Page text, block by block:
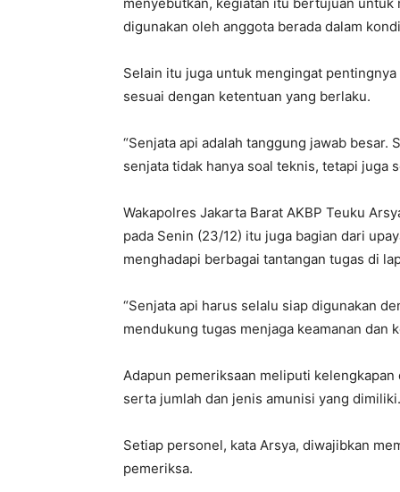
digunakan oleh anggota berada dalam
Selain itu juga untuk mengingat
sesuai dengan ketentuan yang berlaku.
“Senjata api adalah tanggung jawab
senjata tidak hanya soal teknis, tetapi juga
Wakapolres Jakarta Barat AKBP Teuku
pada Senin (23/12) itu juga bagian dari
menghadapi berbagai tantangan tugas di
“Senjata api harus selalu siap digunakan
mendukung tugas menjaga keamanan dan
Adapun pemeriksaan meliputi
serta jumlah dan jenis amunisi yang dimiliki.
Setiap personel, kata Arsya, diwajibkan
pemeriksa.